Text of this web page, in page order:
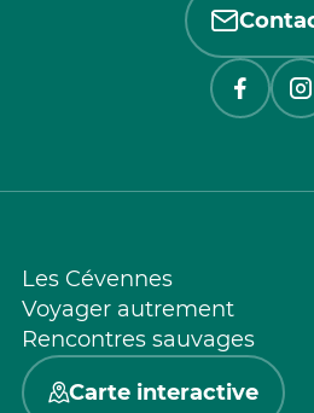
Les Cévennes
Voyager autrement
Rencontres sauvages
Carte interactive